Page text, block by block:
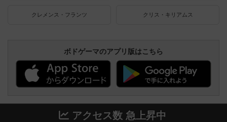
クレメンス・フランツ クリス・キリアムス
ボドゲーマのアプリ版はこちら
アクセス数 急上昇中